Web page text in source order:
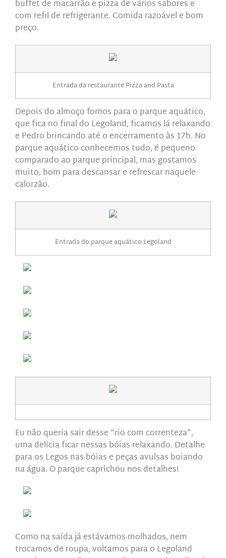
buffet de macarrão e pizza de vários sabores e
com refil de refrigerante. Comida razoável e bom
preço.
Entrada da restaurante Pizza and Pasta
Depois do almoço fomos para o parque aquático,
que fica no final do Legoland, ficamos lá relaxando
e Pedro brincando até o encerramento às 17h. No
parque aquático conhecemos tudo, é pequeno
comparado ao parque principal, mas gostamos
muito, bom para descansar e refrescar naquele
calorzão.
Entrada do parque aquático Legoland
Eu não queria sair desse “rio com correnteza”,
uma delícia ficar nessas bóias relaxando. Detalhe
para os Legos nas bóias e peças avulsas boiando
na água. O parque caprichou nos detalhes!
Como na saída já estávamos molhados, nem
trocamos de roupa, voltamos para o Legoland